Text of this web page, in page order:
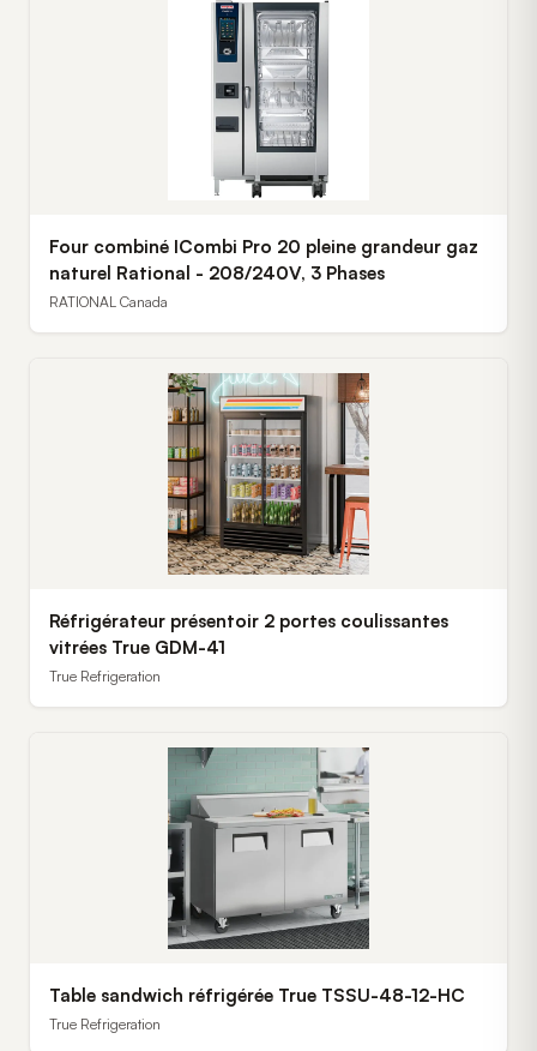
Four combiné ICombi Pro 20 pleine grandeur gaz
naturel Rational - 208/240V, 3 Phases
RATIONAL Canada
Réfrigérateur présentoir 2 portes coulissantes
vitrées True GDM-41
True Refrigeration
Table sandwich réfrigérée True TSSU-48-12-HC
True Refrigeration